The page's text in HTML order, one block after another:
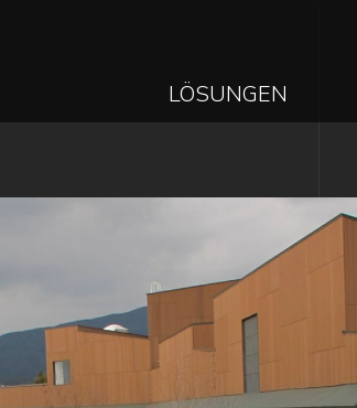
Inhalt
MAIN
LÖSUNGEN